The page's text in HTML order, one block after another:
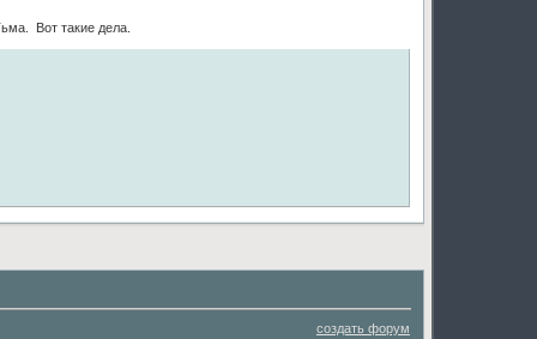
Вот такие дела.
создать форум